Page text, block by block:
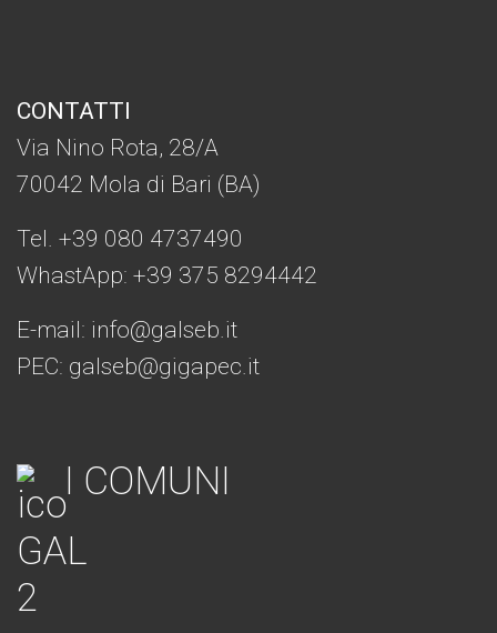
CONTATTI
Via Nino Rota, 28/A
70042 Mola di Bari (BA)
Tel. +39 080 4737490
WhastApp: +39 375 8294442
E-mail: info@galseb.it
PEC: galseb@gigapec.it
I COMUNI